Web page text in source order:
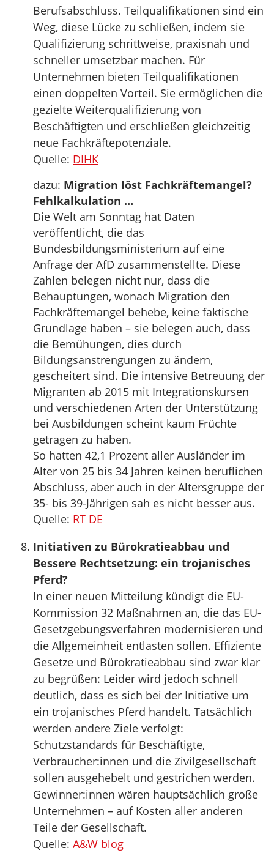
Berufsabschluss. Teilqualifikationen sind ein
Weg, diese Lücke zu schließen, indem sie
Qualifizierung schrittweise, praxisnah und
schneller umsetzbar machen. Für
Unternehmen bieten Teilqualifikationen
einen doppelten Vorteil. Sie ermöglichen die
gezielte Weiterqualifizierung von
Beschäftigten und erschließen gleichzeitig
neue Fachkräftepotenziale.
Quelle: DIHK
dazu: Migration löst Fachkräftemangel?
Fehlkalkulation …
Die Welt am Sonntag hat Daten
veröffentlicht, die das
Bundesbildungsministerium auf eine
Anfrage der AfD zusammenstellte. Diese
Zahlen belegen nicht nur, dass die
Behauptungen, wonach Migration den
Fachkräftemangel behebe, keine faktische
Grundlage haben – sie belegen auch, dass
die Bemühungen, dies durch
Bildungsanstrengungen zu ändern,
gescheitert sind. Die intensive Betreuung der
Migranten ab 2015 mit Integrationskursen
und verschiedenen Arten der Unterstützung
bei Ausbildungen scheint kaum Früchte
getragen zu haben.
So hatten 42,1 Prozent aller Ausländer im
Alter von 25 bis 34 Jahren keinen beruflichen
Abschluss, aber auch in der Altersgruppe der
35- bis 39-Jährigen sah es nicht besser aus.
Quelle: RT DE
Initiativen zu Bürokratieabbau und
Bessere Rechtsetzung: ein trojanisches
Pferd?
In einer neuen Mitteilung kündigt die EU-
Kommission 32 Maßnahmen an, die das EU-
Gesetzgebungsverfahren modernisieren und
die Allgemeinheit entlasten sollen. Effiziente
Gesetze und Bürokratieabbau sind zwar klar
zu begrüßen: Leider wird jedoch schnell
deutlich, dass es sich bei der Initiative um
ein trojanisches Pferd handelt. Tatsächlich
werden andere Ziele verfolgt:
Schutzstandards für Beschäftigte,
Verbraucher:innen und die Zivilgesellschaft
sollen ausgehebelt und gestrichen werden.
Gewinner:innen wären hauptsächlich große
Unternehmen – auf Kosten aller anderen
Teile der Gesellschaft.
Quelle: A&W blog